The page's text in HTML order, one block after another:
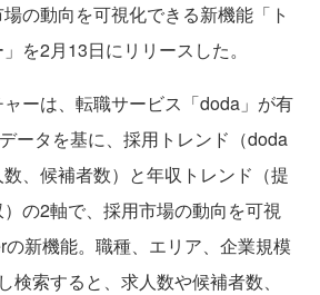
の動向を可視化できる新機能「ト
を2月13日にリリースした。
ーは、転職サービス「doda」が有
ータを基に、採用トレンド（doda
、候補者数）と年収トレンド（提
の2軸で、採用市場の動向を可視
新機能。職種、エリア、企業規模
検索すると、求人数や候補者数、